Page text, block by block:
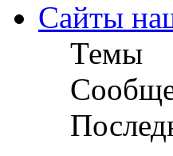
Сайты
Темы